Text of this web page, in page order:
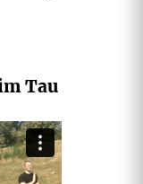
Tau